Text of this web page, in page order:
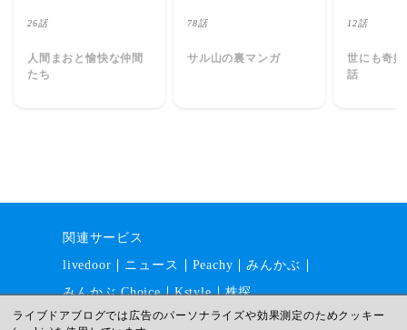
26話
人間まおと愉快な仲間
たち
78話
サル山の裏マンガ
12話
世にも奇
話
関連サービス
livedoor
ニュース Peachy
みんかぶ
みんかぶ Choice
Kstyle 株探
ライブドアブログでは広告のパーソナライズや効果測定のためクッキー